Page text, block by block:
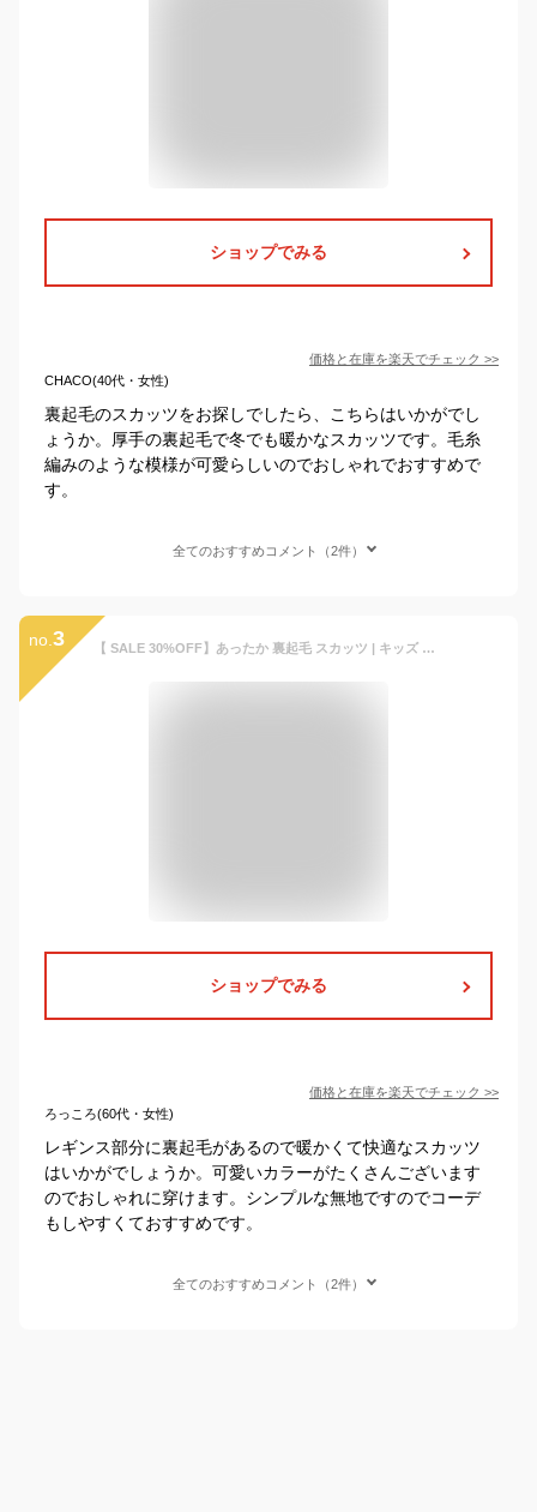
ショップでみる
価格と在庫を楽天でチェック >>
CHACO(40代・女性)
裏起毛のスカッツをお探しでしたら、こちらはいかがでし
ょうか。厚手の裏起毛で冬でも暖かなスカッツです。毛糸
編みのような模様が可愛らしいのでおしゃれでおすすめで
す。
全てのおすすめコメント（2件）
no. 3 【 SALE 30%OFF】あったか 裏起毛 スカッツ | キッズ ベビー 子供 子供服 キッズ服 女の子 秋服 秋物 秋冬物 スカート スパッツ レギンス スカートレギンス キッズレギンス インナー付き ストレッチ ウエストゴム 裏シャギー 起毛 保育園 防寒 防寒対策 24AW 32901
ショップでみる
価格と在庫を楽天でチェック >>
ろっころ(60代・女性)
レギンス部分に裏起毛があるので暖かくて快適なスカッツ
はいかがでしょうか。可愛いカラーがたくさんございます
のでおしゃれに穿けます。シンプルな無地ですのでコーデ
もしやすくておすすめです。
全てのおすすめコメント（2件）